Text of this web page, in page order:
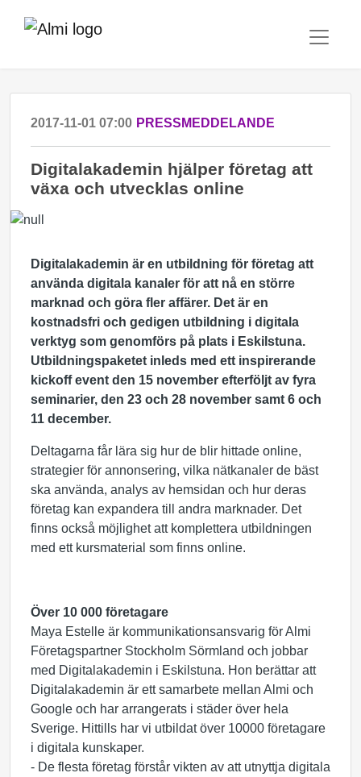
2017-11-01 07:00 PRESSMEDDELANDE
Digitalakademin hjälper företag att
växa och utvecklas online
Digitalakademin är en utbildning för företag att
använda digitala kanaler för att nå en större
marknad och göra fler affärer. Det är en
kostnadsfri och gedigen utbildning i digitala
verktyg som genomförs på plats i Eskilstuna.
Utbildningspaketet inleds med ett inspirerande
kickoff event den 15 november efterföljt av fyra
seminarier, den 23 och 28 november samt 6 och
11 december.
Deltagarna får lära sig hur de blir hittade online,
strategier för annonsering, vilka nätkanaler de bäst
ska använda, analys av hemsidan och hur deras
företag kan expandera till andra marknader. Det
finns också möjlighet att komplettera utbildningen
med ett kursmaterial som finns online.
Över 10 000 företagare
Maya Estelle är kommunikationsansvarig för Almi
Företagspartner Stockholm Sörmland och jobbar
med Digitalakademin i Eskilstuna. Hon berättar att
Digitalakademin är ett samarbete mellan Almi och
Google och har arrangerats i städer över hela
Sverige. Hittills har vi utbildat över 10000 företagare
i digitala kunskaper.
- De flesta företag förstår vikten av att utnyttja digitala